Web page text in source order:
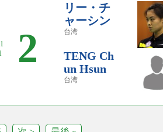
2
リー・チ
ャーシン
台湾
TENG Ch
un Hsun
台湾